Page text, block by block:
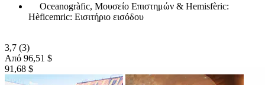
Oceanogràfic, Μουσείο Επιστημών & Hemisfèric:
Hèficemric: Εισιτήριο εισόδου
3,7 (3)
Από 96,51 $
91,68 $